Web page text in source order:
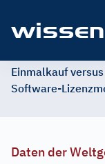
Einmalkauf
Software-
Daten der